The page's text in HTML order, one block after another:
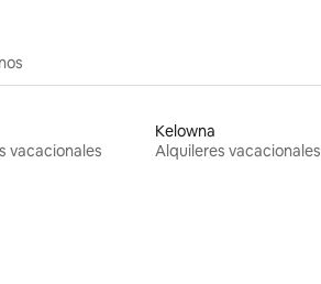
vacacionales
Kelowna
Alquileres vacacionales